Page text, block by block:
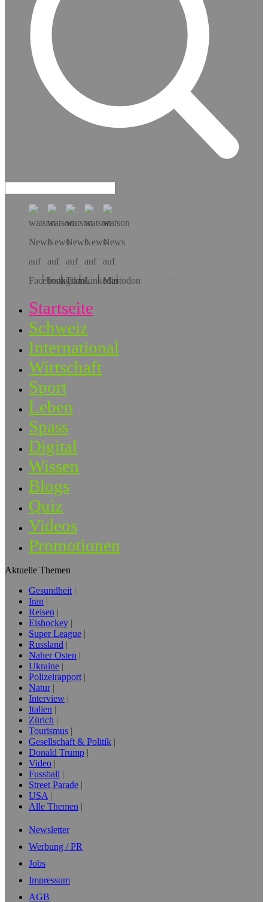
Hol dir die App!
Startseite
Schweiz
International
Wirtschaft
Sport
Leben
Spass
Digital
Wissen
Blogs
Quiz
Videos
Promotionen
Aktuelle Themen
Gesundheit
Iran
Reisen
Eishockey
Super League
Russland
Naher Osten
Ukraine
Polizeirapport
Natur
Interview
Italien
Zürich
Tourismus
Gesellschaft & Politik
Donald Trump
Video
Fussball
Street Parade
USA
Alle Themen
Newsletter
Werbung / PR
Jobs
Impressum
AGB